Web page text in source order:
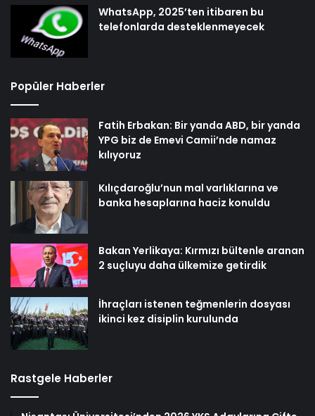
WhatsApp, 2025’ten itibaren bu
telefonlarda desteklenmeyecek
Popüler Haberler
Fatih Erbakan: Bir yanda ABD, bir yanda
YPG biz de Emevi Camii’nde namaz
kılıyoruz
Kılıçdaroğlu’nun mal varlıklarına ve
banka hesaplarına haciz konuldu
Bakan Yerlikaya: Kırmızı bültenle aranan
2 suçluyu daha ülkemize getirdik
İhraçları istenen teğmenlerin dosyası
ikinci kez disiplin kurulunda
Rastgele Haberler